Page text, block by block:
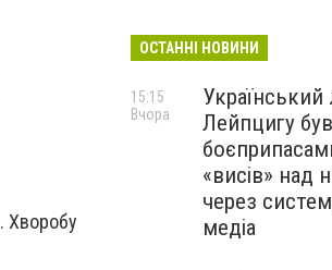
Хворобу
ОСТАННІ НОВИНИ
Український
Лейпцигу
«висів» над
через
медіа
15:15
Вчора